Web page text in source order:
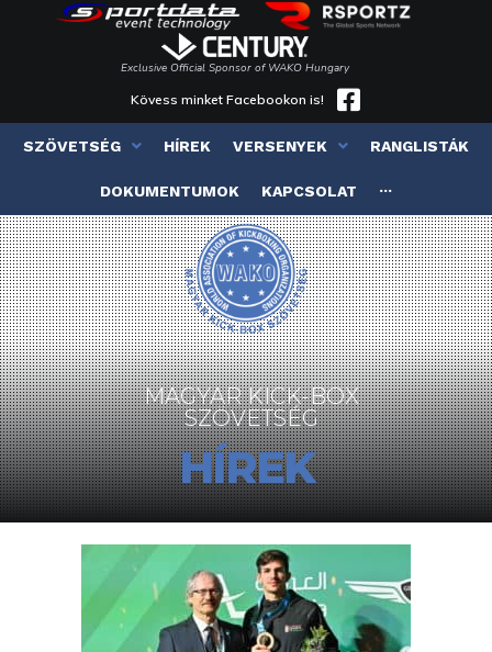
Exclusive Official Sponsor of WAKO Hungary
Kövess minket Facebookon is!
SZÖVETSÉG HÍREK VERSENYEK RANGLISTÁK
DOKUMENTUMOK KAPCSOLAT ···
MAGYAR KICK-BOX
SZÖVETSÉG
HÍREK